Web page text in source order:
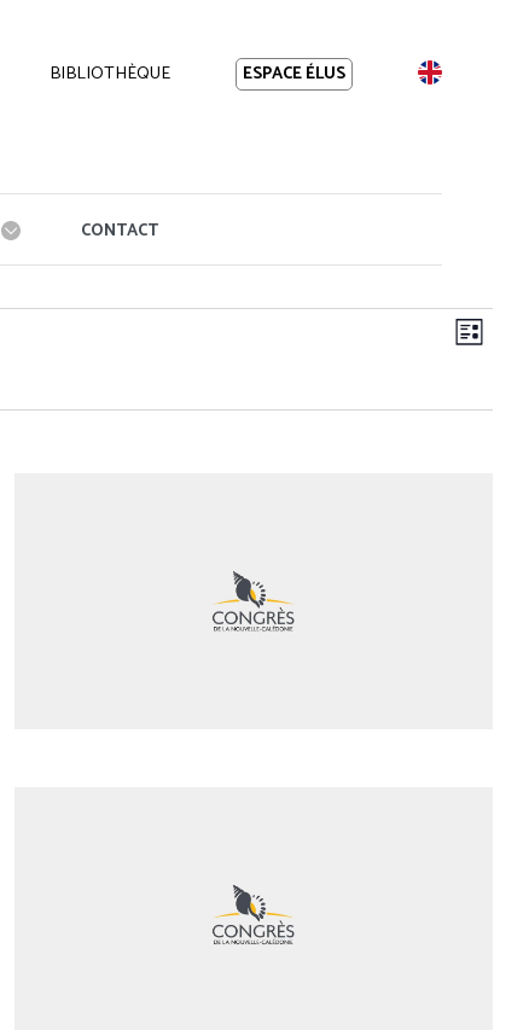
BIBLIOTHÈQUE ESPACE ÉLUS EN
CONTACT
de
Liste